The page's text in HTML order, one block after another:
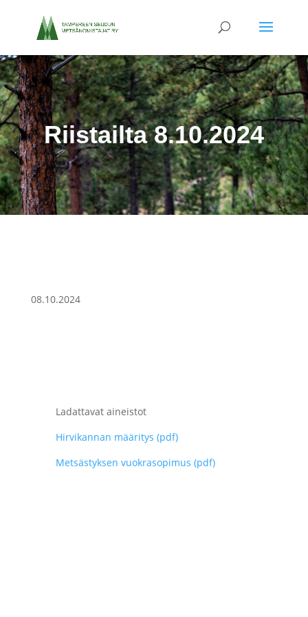
Riistailta 8.10.2024
08.10.2024
Ladattavat aineistot
Hirvikannan määritys (pdf)
Metsästyksen vuokrasopimus (pdf)